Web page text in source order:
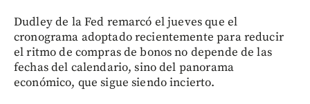
Dudley de la Fed remarcó el jueves que el
cronograma adoptado recientemente para reducir
el ritmo de compras de bonos no depende de las
fechas del calendario, sino del panorama
económico, que sigue siendo incierto.